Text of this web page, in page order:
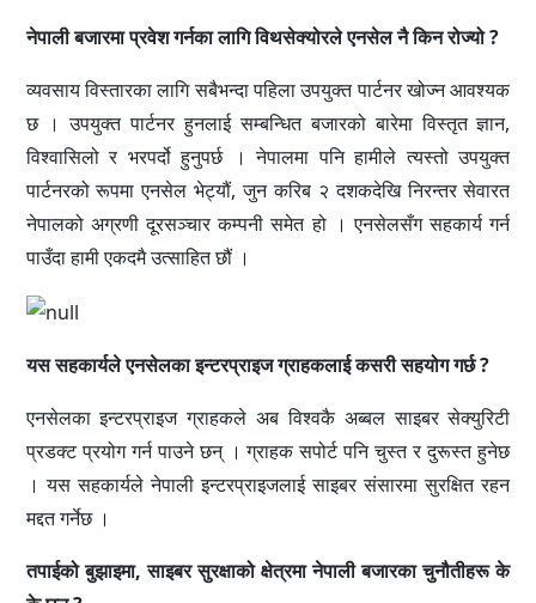
नेपाली बजारमा प्रवेश गर्नका लागि विथसेक्योरले एनसेल नै किन रोज्यो ?
व्यवसाय विस्तारका लागि सबैभन्दा पहिला उपयुक्त पार्टनर खोज्न आवश्यक
छ । उपयुक्त पार्टनर हुनलाई सम्बन्धित बजारको बारेमा विस्तृत ज्ञान,
विश्वासिलो र भरपर्दो हुनुपर्छ । नेपालमा पनि हामीले त्यस्तो उपयुक्त
पार्टनरको रूपमा एनसेल भेट्यौं, जुन करिब २ दशकदेखि निरन्तर सेवारत
नेपालको अग्रणी दूरसञ्चार कम्पनी समेत हो । एनसेलसँग सहकार्य गर्न
पाउँदा हामी एकदमै उत्साहित छौं ।
यस सहकार्यले एनसेलका इन्टरप्राइज ग्राहकलाई कसरी सहयोग गर्छ ?
एनसेलका इन्टरप्राइज ग्राहकले अब विश्वकै अब्बल साइबर सेक्युरिटी
प्रडक्ट प्रयोग गर्न पाउने छन् । ग्राहक सपोर्ट पनि चुस्त र दुरूस्त हुनेछ
। यस सहकार्यले नेपाली इन्टरप्राइजलाई साइबर संसारमा सुरक्षित रहन
मद्दत गर्नेछ ।
तपाईको बुझाइमा, साइबर सुरक्षाको क्षेत्रमा नेपाली बजारका चुनौतीहरू के